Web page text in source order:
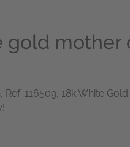
gold mother
116509, 18k White